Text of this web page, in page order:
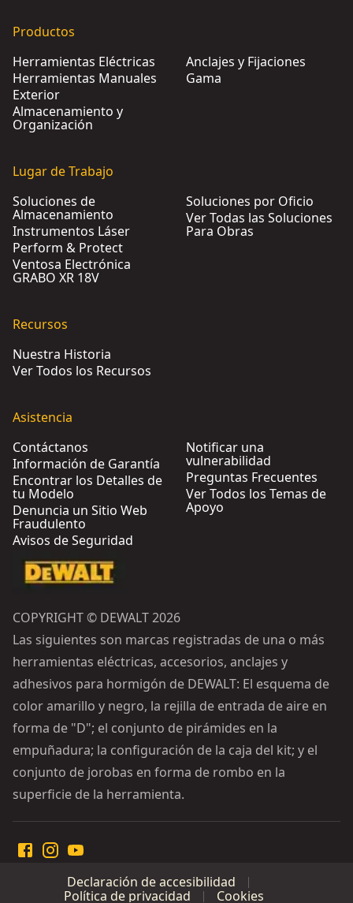
Productos
Herramientas Eléctricas
Herramientas Manuales
Exterior
Almacenamiento y
Organización
Anclajes y Fijaciones
Gama
Lugar de Trabajo
Soluciones de
Almacenamiento
Instrumentos Láser
Perform & Protect
Ventosa Electrónica
GRABO XR 18V
Soluciones por Oficio
Ver Todas las Soluciones
Para Obras
Recursos
Nuestra Historia
Ver Todos los Recursos
Asistencia
Contáctanos
Información de Garantía
Encontrar los Detalles de
tu Modelo
Denuncia un Sitio Web
Fraudulento
Avisos de Seguridad
Notificar una
vulnerabilidad
Preguntas Frecuentes
Ver Todos los Temas de
Apoyo
COPYRIGHT © DEWALT 2026
Las siguientes son marcas registradas de una o más
herramientas eléctricas, accesorios, anclajes y
adhesivos para hormigón de DEWALT: El esquema de
color amarillo y negro, la rejilla de entrada de aire en
forma de "D"; el conjunto de pirámides en la
empuñadura; la configuración de la caja del kit; y el
conjunto de jorobas en forma de rombo en la
superficie de la herramienta.
Declaración de accesibilidad
Política de privacidad
Cookies